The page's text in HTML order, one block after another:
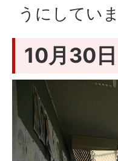
うにしてい
10月30日